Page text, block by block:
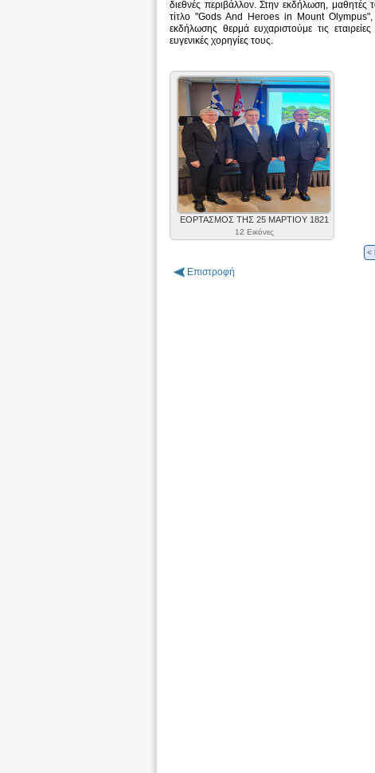
διεθνές περιβάλλον. Στην εκδήλωση,
τίτλο "Gods And Heroes in Mount Olympus",
εκδήλωσης θερμά ευχαριστούμε τις
ευγενικές χορηγίες τους.
ΕΟΡΤΑΣΜΟΣ ΤΗΣ 25 ΜΑΡΤΙΟΥ 1821
12 Εικόνες
<
Επιστροφή